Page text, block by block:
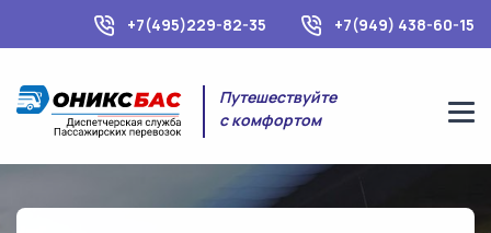
+7(495)229-82-35 +7(949) 438-60-15
Путешествуйте
с комфортом